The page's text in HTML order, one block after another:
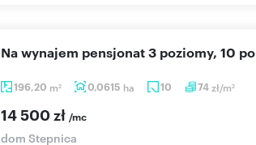
196,20 m2 0,0615 ha 10 74zł/m2
Na wynajem pensjonat 3 poziomy, 10
14 500 zł /mc
dom Stepnica